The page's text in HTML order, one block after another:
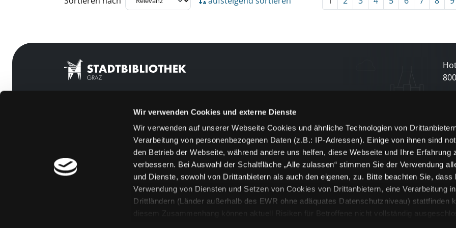
Wir verwenden Cookies und externe Dienste
Wir verwenden auf unserer Webseite Cookies und ähnliche Technologien von
Verarbeitung von personenbezogenen Daten (z.B.: IP-Adressen). Einige von ihnen sind
den Betrieb der Webseite, während andere uns helfen, diese Webseite und Ihre Erfahrung
verbessern. Bei Auswahl der Schaltfläche „Alle zulassen“ stimmen Sie der Verwendung
und Dienste, sowohl von Drittanbietern als auch den eigenen, zu. Bitte beachten Sie, dass
Verwendung von Diensten und Setzen von Cookies von Drittanbietern, eine Verarbeitung
Drittländern (Länder außerhalb des EWR ohne adäquates Datenschutzniveau) stattfinden
diesem Zusammenhang können aktuell Risiken für Betroffene nicht vollständig
800
[kju:b]
Feedback
Kontakt
Über uns
Jobs
Medienwunsch
FAQs